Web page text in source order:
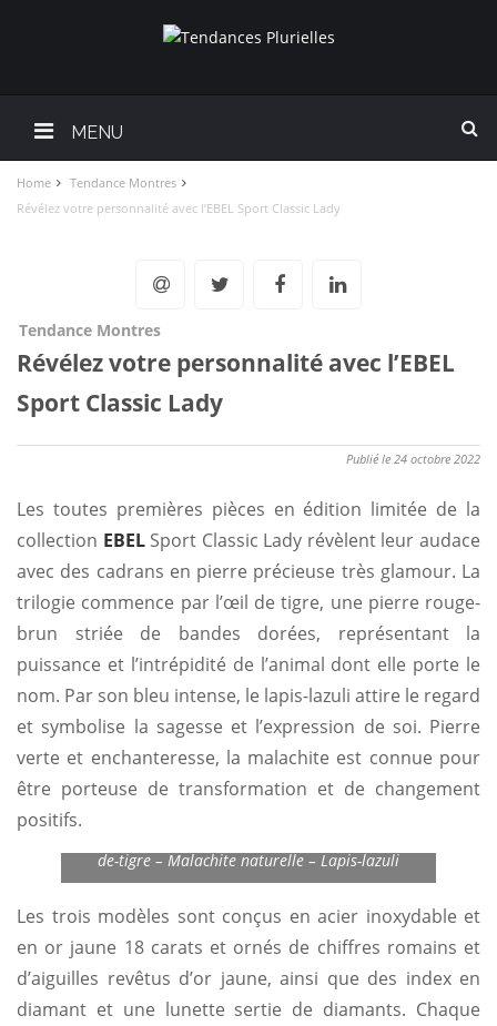
MENU
Home
Tendance Montres
Révélez votre personnalité avec l’EBEL Sport Classic Lady
Tendance Montres
Révélez votre personnalité avec l’EBEL
Sport Classic Lady
Publié le 24 octobre 2022
Les toutes premières pièces en édition limitée de la
collection EBEL Sport Classic Lady révèlent leur audace
avec des cadrans en pierre précieuse très glamour. La
trilogie commence par l’œil de tigre, une pierre rouge-
brun striée de bandes dorées, représentant la
puissance et l’intrépidité de l’animal dont elle porte le
nom. Par son bleu intense, le lapis-lazuli attire le regard
et symbolise la sagesse et l’expression de soi. Pierre
verte et enchanteresse, la malachite est connue pour
être porteuse de transformation et de changement
positifs.
de-tigre – Malachite naturelle – Lapis-lazuli
Les trois modèles sont conçus en acier inoxydable et
en or jaune 18 carats et ornés de chiffres romains et
d’aiguilles revêtus d’or jaune, ainsi que des index en
diamant et une lunette sertie de diamants. Chaque